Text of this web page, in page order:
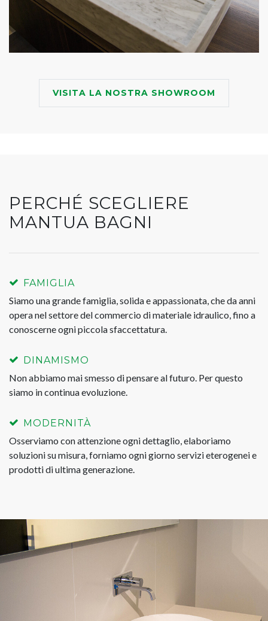
VISITA LA NOSTRA SHOWROOM
PERCHÉ SCEGLIERE
MANTUA BAGNI
FAMIGLIA
Siamo una grande famiglia, solida e appassionata, che da anni
opera nel settore del commercio di materiale idraulico, fino a
conoscerne ogni piccola sfaccettatura.
DINAMISMO
Non abbiamo mai smesso di pensare al futuro. Per questo
siamo in continua evoluzione.
MODERNITÀ
Osserviamo con attenzione ogni dettaglio, elaboriamo
soluzioni su misura, forniamo ogni giorno servizi eterogenei e
prodotti di ultima generazione.